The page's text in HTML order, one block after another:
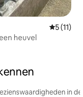
5 (11)
heuvel
in